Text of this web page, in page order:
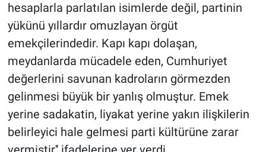
hesaplarla parlatılan isimlerde değil, partinin
yükünü yıllardır omuzlayan örgüt
emekçilerindedir. Kapı kapı dolaşan,
meydanlarda mücadele eden, Cumhuriyet
değerlerini savunan kadroların görmezden
gelinmesi büyük bir yanlış olmuştur. Emek
yerine sadakatin, liyakat yerine yakın ilişkilerin
belirleyici hale gelmesi parti kültürüne zarar